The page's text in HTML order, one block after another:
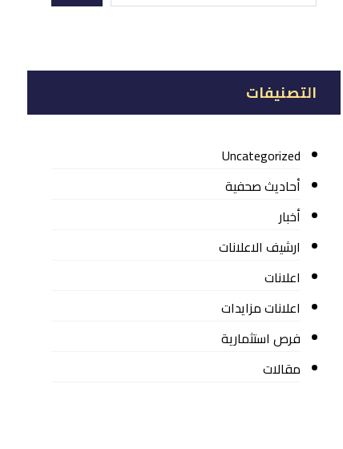
التصنيفات
Uncategorized
أحاديث صحفية
أخبار
ارشيف الاعلانات
اعلانات
اعلانات مزايدات
فرص استثمارية
مقالات